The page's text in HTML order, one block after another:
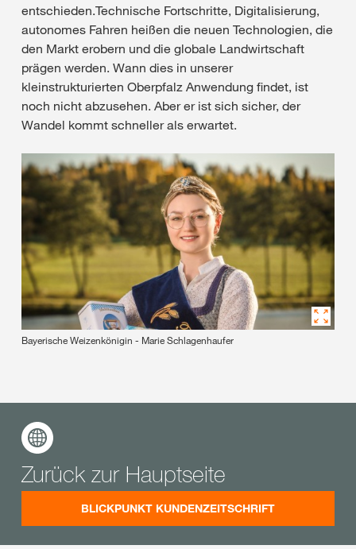
entschieden.Technische Fortschritte, Digitalisierung,
autonomes Fahren heißen die neuen Technologien, die
den Markt erobern und die globale Landwirtschaft
prägen werden. Wann dies in unserer
kleinstrukturierten Oberpfalz Anwendung findet, ist
noch nicht abzusehen. Aber er ist sich sicher, der
Wandel kommt schneller als erwartet.
Bayerische Weizenkönigin - Marie Schlagenhaufer
Zurück zur Hauptseite
BLICKPUNKT KUNDENZEITSCHRIFT